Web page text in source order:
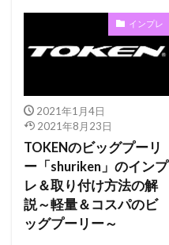
インプレ
2021年1月4日
2021年8月23日
TOKENのビッグプーリ
ー「shuriken」のインプ
レ＆取り付け方法の解
説～軽量＆コスパのビ
ッグプーリー～